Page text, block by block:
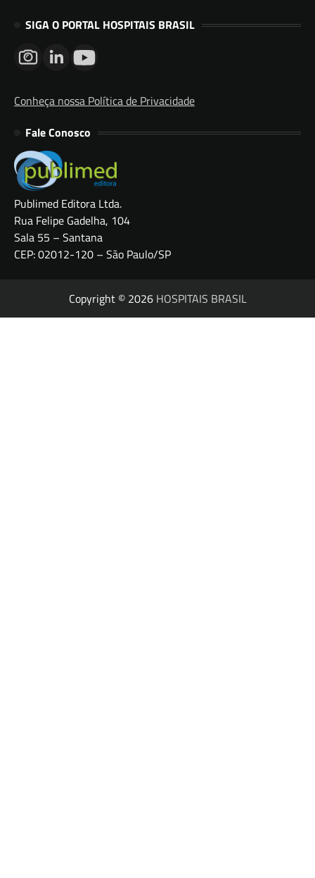
SIGA O PORTAL HOSPITAIS BRASIL
Conheça nossa Política de Privacidade
Fale Conosco
Publimed Editora Ltda.
Rua Felipe Gadelha, 104
Sala 55 – Santana
CEP: 02012-120 – São Paulo/SP
Copyright © 2026 HOSPITAIS BRASIL